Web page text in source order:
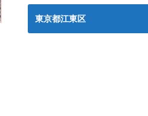
東京都江東区